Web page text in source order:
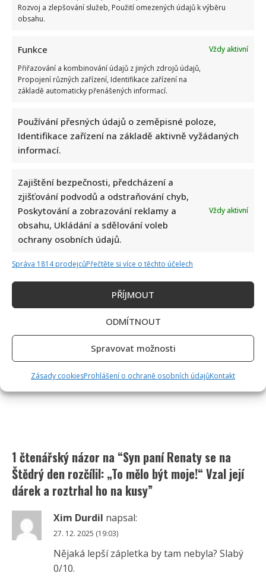
Rozvoj a zlepšování služeb, Použití omezených údajů k výběru
obsahu.
Funkce
Vždy aktivní
Přiřazování a kombinování údajů z jiných zdrojů údajů,
Propojení různých zařízení, Identifikace zařízení na
základě automaticky přenášených informací.
Používání přesných údajů o zeměpisné poloze,
Identifikace zařízení na základě aktivně vyžádaných
informací.
Zajištění bezpečnosti, předcházení a
zjišťování podvodů a odstraňování chyb,
Poskytování a zobrazování reklamy a
obsahu, Ukládání a sdělování voleb
ochrany osobních údajů.
Vždy aktivní
Správa 1814 prodejcůPřečtěte si více o těchto účelech
PŘÍJMOUT
ODMÍTNOUT
Spravovat možnosti
Zásady cookiesProhlášení o ochraně osobních údajůKontakt
1 čtenářský názor na “Syn paní Renaty se na
Štědrý den rozčílil: „To mělo být moje!“ Vzal její
dárek a roztrhal ho na kusy”
Xim Durdil napsal:
27. 12. 2025 (19:03)
Nějaká lepší zápletka by tam nebyla? Slabý
0/10.